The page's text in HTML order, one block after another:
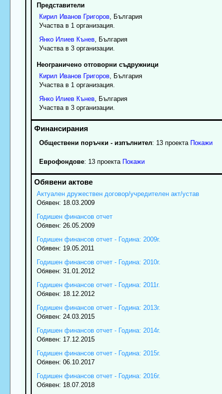
Представители
Кирил Иванов Григоров, България
Участва в 1 организация.
Янко Илиев Кънев, България
Участва в 3 организации.
Неограничено отговорни съдружници
Кирил Иванов Григоров, България
Участва в 1 организация.
Янко Илиев Кънев, България
Участва в 3 организации.
Обществени поръчки - изпълнител: 13 проекта Покажи
Еврофондове: 13 проекта Покажи
Актуален дружествен договор/учредителен акт/устав
Обявен: 18.03.2009
Годишен финансов отчет
Обявен: 26.05.2009
Годишен финансов отчет - Година: 2009г.
Обявен: 19.05.2011
Годишен финансов отчет - Година: 2010г.
Обявен: 31.01.2012
Годишен финансов отчет - Година: 2011г.
Обявен: 18.12.2012
Годишен финансов отчет - Година: 2013г.
Обявен: 24.03.2015
Годишен финансов отчет - Година: 2014г.
Обявен: 17.12.2015
Годишен финансов отчет - Година: 2015г.
Обявен: 06.10.2017
Годишен финансов отчет - Година: 2016г.
Обявен: 18.07.2018